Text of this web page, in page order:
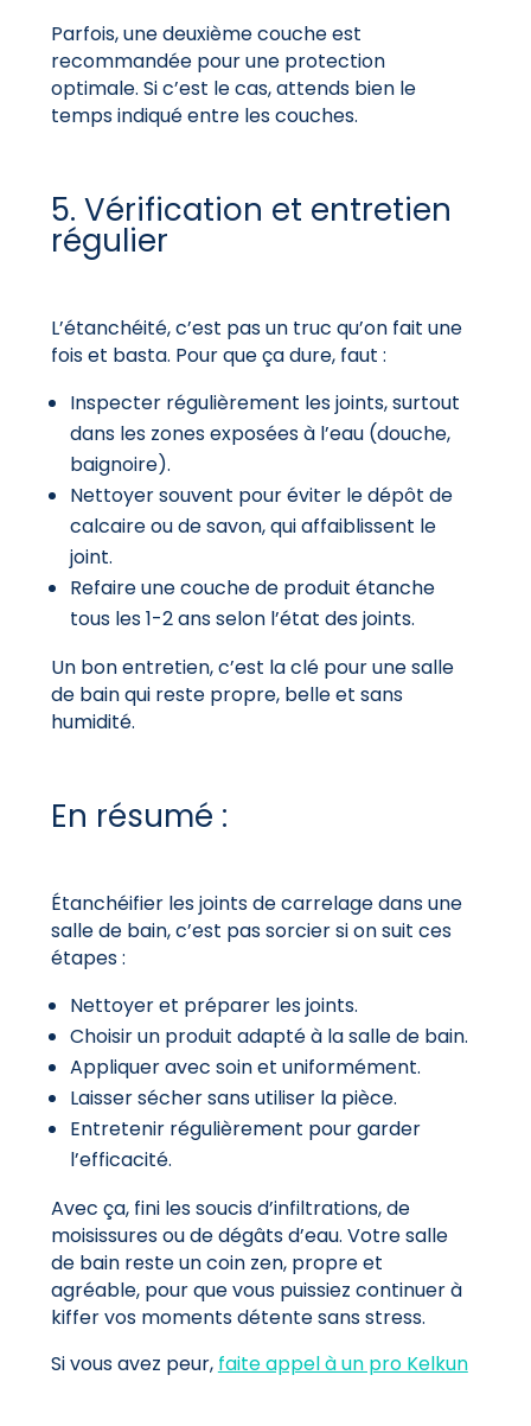
Parfois, une deuxième couche est
recommandée pour une protection
optimale. Si c’est le cas, attends bien le
temps indiqué entre les couches.
5. Vérification et entretien
régulier
L’étanchéité, c’est pas un truc qu’on fait une
fois et basta. Pour que ça dure, faut :
Inspecter régulièrement les joints, surtout
dans les zones exposées à l’eau (douche,
baignoire).
Nettoyer souvent pour éviter le dépôt de
calcaire ou de savon, qui affaiblissent le
joint.
Refaire une couche de produit étanche
tous les 1-2 ans selon l’état des joints.
Un bon entretien, c’est la clé pour une salle
de bain qui reste propre, belle et sans
humidité.
En résumé :
Étanchéifier les joints de carrelage dans une
salle de bain, c’est pas sorcier si on suit ces
étapes :
Nettoyer et préparer les joints.
Choisir un produit adapté à la salle de bain.
Appliquer avec soin et uniformément.
Laisser sécher sans utiliser la pièce.
Entretenir régulièrement pour garder
l’efficacité.
Avec ça, fini les soucis d’infiltrations, de
moisissures ou de dégâts d’eau. Votre salle
de bain reste un coin zen, propre et
agréable, pour que vous puissiez continuer à
kiffer vos moments détente sans stress.
Si vous avez peur, faite appel à un pro Kelkun